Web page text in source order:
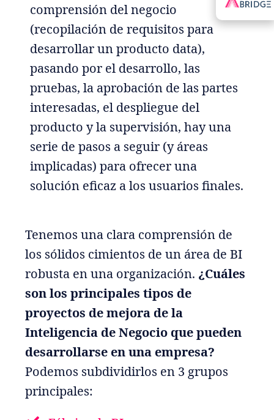
comprensión del negocio
(recopilación de requisitos para
desarrollar un producto data),
pasando por el desarrollo, las
pruebas, la aprobación de las partes
interesadas, el despliegue del
producto y la supervisión, hay una
serie de pasos a seguir (y áreas
implicadas) para ofrecer una
solución eficaz a los usuarios finales.
Tenemos una clara comprensión de
los sólidos cimientos de un área de BI
robusta en una organización. ¿Cuáles
son los principales tipos de
proyectos de mejora de la
Inteligencia de Negocio que pueden
desarrollarse en una empresa?
Podemos subdividirlos en 3 grupos
principales: